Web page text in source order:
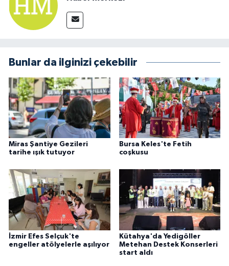
Bunlar da ilginizi çekebilir
Miras Şantiye Gezileri
tarihe ışık tutuyor
Bursa Keles'te Fetih
coşkusu
İzmir Efes Selçuk'te
engeller atölyelerle aşılıyor
Kütahya'da Yedigöller
Metehan Destek Konserleri
start aldı